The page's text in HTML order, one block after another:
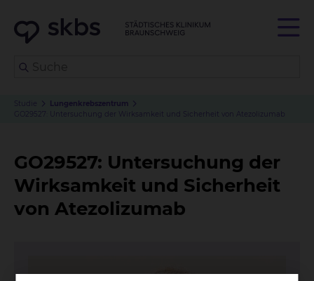
Studie
Lungenkrebszentrum
GO29527: Untersuchung der Wirksamkeit und Sicherheit von Atezolizumab
GO29527: Untersuchung der
Wirksamkeit und Sicherheit
von Atezolizumab